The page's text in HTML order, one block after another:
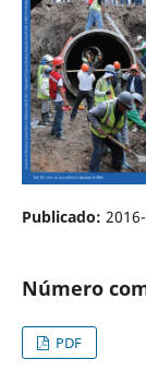
Publicado:
Número
PDF